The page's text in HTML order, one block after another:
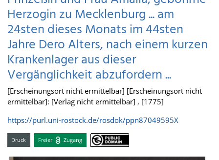
Herzogin zu Mecklenburg ... am
24sten dieses Monats im 44sten
Jahre Dero Alters, nach einem kurzen
Krankenlager aus dieser
Vergänglichkeit abzufordern ...
[Erscheinungsort nicht ermittelbar] [Erscheinungsort nicht
ermittelbar]: [Verlag nicht ermittelbar] , [1775]
https://purl.uni-rostock.de/rosdok/ppn87049595X
Druck Freier Zugang